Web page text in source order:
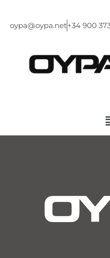
oypa@oypa.net+34 900